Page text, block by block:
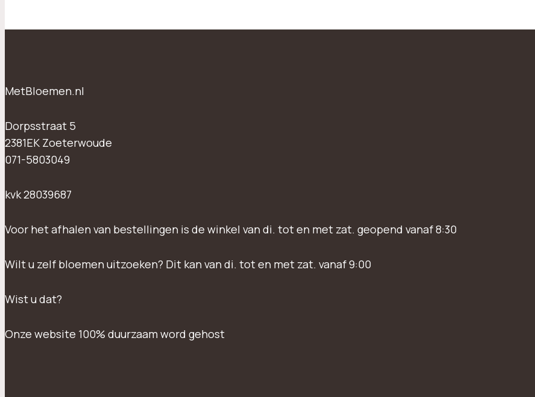
MetBloemen.nl
Dorpsstraat 5
2381EK Zoeterwoude
071-5803049
kvk 28039687
Voor het afhalen van bestellingen is de winkel van di. tot en met zat. geopend vanaf 8:30
Wilt u zelf bloemen uitzoeken? Dit kan van di. tot en met zat. vanaf 9:00
Wist u dat?
Onze website 100% duurzaam word gehost